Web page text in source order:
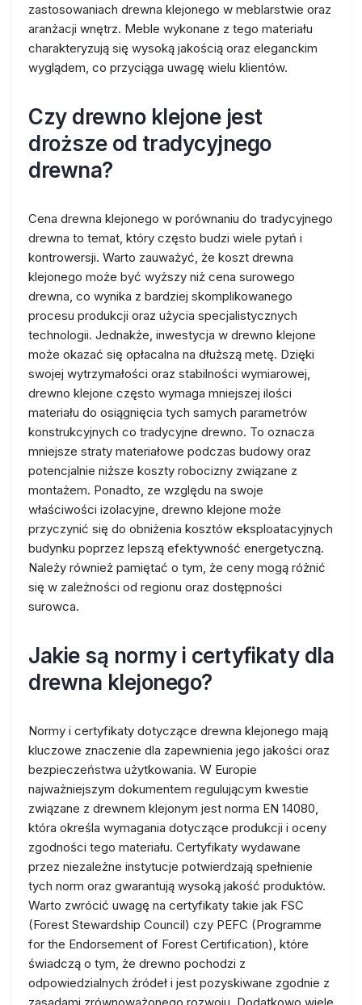
zastosowaniach drewna klejonego w meblarstwie oraz
aranżacji wnętrz. Meble wykonane z tego materiału
charakteryzują się wysoką jakością oraz eleganckim
wyglądem, co przyciąga uwagę wielu klientów.
Czy drewno klejone jest
droższe od tradycyjnego
drewna?
Cena drewna klejonego w porównaniu do tradycyjnego
drewna to temat, który często budzi wiele pytań i
kontrowersji. Warto zauważyć, że koszt drewna
klejonego może być wyższy niż cena surowego
drewna, co wynika z bardziej skomplikowanego
procesu produkcji oraz użycia specjalistycznych
technologii. Jednakże, inwestycja w drewno klejone
może okazać się opłacalna na dłuższą metę. Dzięki
swojej wytrzymałości oraz stabilności wymiarowej,
drewno klejone często wymaga mniejszej ilości
materiału do osiągnięcia tych samych parametrów
konstrukcyjnych co tradycyjne drewno. To oznacza
mniejsze straty materiałowe podczas budowy oraz
potencjalnie niższe koszty robocizny związane z
montażem. Ponadto, ze względu na swoje
właściwości izolacyjne, drewno klejone może
przyczynić się do obniżenia kosztów eksploatacyjnych
budynku poprzez lepszą efektywność energetyczną.
Należy również pamiętać o tym, że ceny mogą różnić
się w zależności od regionu oraz dostępności
surowca.
Jakie są normy i certyfikaty dla
drewna klejonego?
Normy i certyfikaty dotyczące drewna klejonego mają
kluczowe znaczenie dla zapewnienia jego jakości oraz
bezpieczeństwa użytkowania. W Europie
najważniejszym dokumentem regulującym kwestie
związane z drewnem klejonym jest norma EN 14080,
która określa wymagania dotyczące produkcji i oceny
zgodności tego materiału. Certyfikaty wydawane
przez niezależne instytucje potwierdzają spełnienie
tych norm oraz gwarantują wysoką jakość produktów.
Warto zwrócić uwagę na certyfikaty takie jak FSC
(Forest Stewardship Council) czy PEFC (Programme
for the Endorsement of Forest Certification), które
świadczą o tym, że drewno pochodzi z
odpowiedzialnych źródeł i jest pozyskiwane zgodnie z